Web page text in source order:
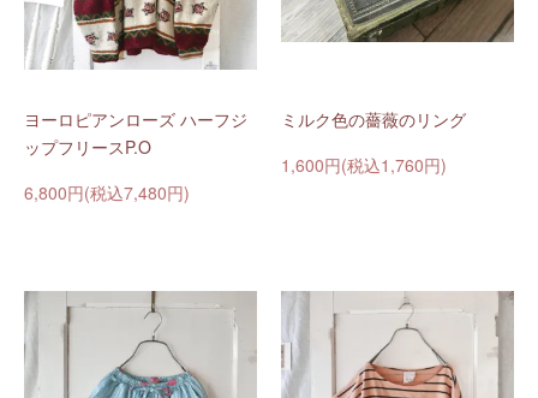
ヨーロピアンローズ ハーフジ
ップフリースP.O
6,800円(税込7,480円)
ミルク色の薔薇のリング
1,600円(税込1,760円)